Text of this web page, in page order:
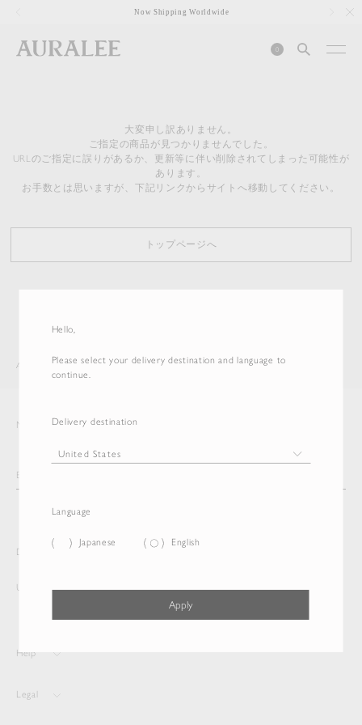
Hello,
Please select your delivery destination and language to
continue.
Delivery destination
Language
Japanese English
Apply
Now Shipping Worldwide
0
大変申し訳ありません。
ご指定の商品が見つかりませんでした。
URLのご指定に誤りがあるか、更新等に伴い削除されてしまった可能性が
あります。
お手数とは思いますが、下記リンクからサイトへ移動してください。
トップページへ
AURALEE ITEM
Newsletter
Delivery destination and Language
United States English
Help
Legal